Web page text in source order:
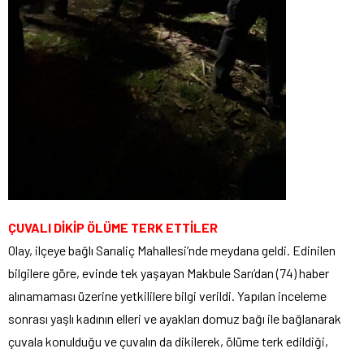
ÇUVALI DİKİP ÖLÜME TERK ETTİLER
Olay, ilçeye bağlı Sarıaliç Mahallesi’nde meydana geldi. Edinilen
bilgilere göre, evinde tek yaşayan Makbule Sarı’dan (74) haber
alınamaması üzerine yetkililere bilgi verildi. Yapılan inceleme
sonrası yaşlı kadının elleri ve ayakları domuz bağı ile bağlanarak
çuvala konulduğu ve çuvalın da dikilerek, ölüme terk edildiği,